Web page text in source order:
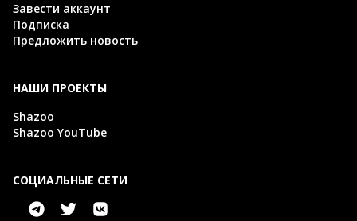
Завести аккаунт
Подписка
Предложить новость
НАШИ ПРОЕКТЫ
Shazoo
Shazoo YouTube
СОЦИАЛЬНЫЕ СЕТИ